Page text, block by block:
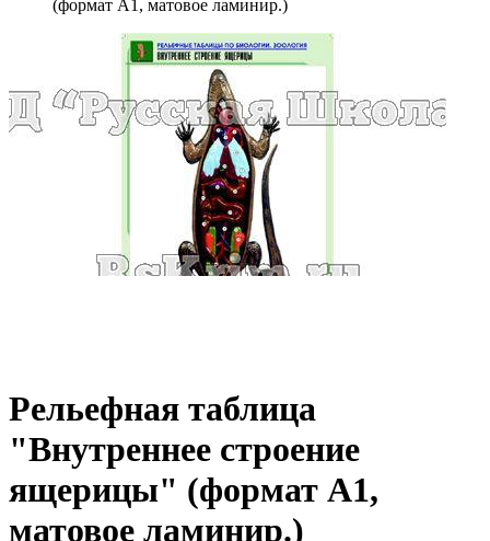
(формат А1, матовое ламинир.)
Рельефная таблица
"Внутреннее строение
ящерицы" (формат А1,
матовое ламинир.)